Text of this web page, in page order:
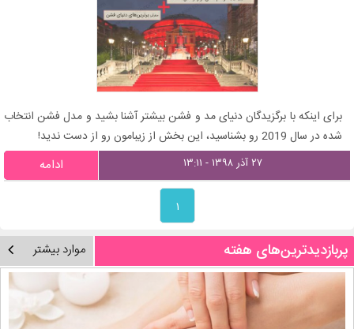
برای اینکه با برگزیدگان دنیای مد و فشن بیشتر آشنا بشید و مدل فشن انتخاب
شده در سال 2019 رو بشناسید، این بخش از زیبامون رو از دست ندید!
۲۷ آذر ۱۳۹۸ - ۱۳:۱۱ ادامه
۱
پربازدیدترین‌های هفته موارد بیشتر